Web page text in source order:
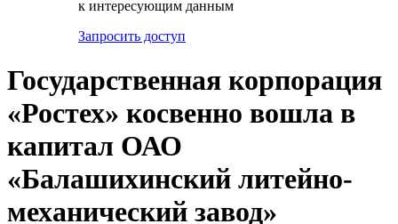
Запросить доступ
Государственная корпорация
«Ростех» косвенно вошла в
капитал ОАО